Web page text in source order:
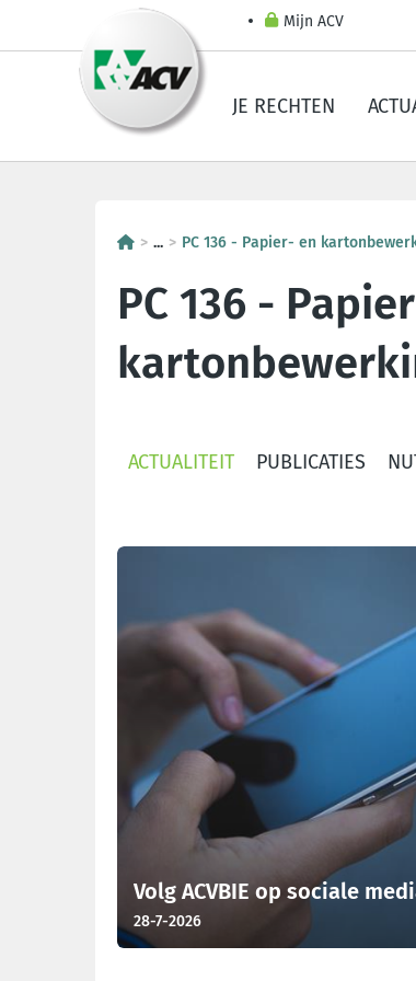
Mijn ACV
JE RECHTEN
... PC 136 - Papier- en
PC 136 -
ACTUALITEIT PUBLICATIES
Volg ACVBIE op sociale
28-7-2026